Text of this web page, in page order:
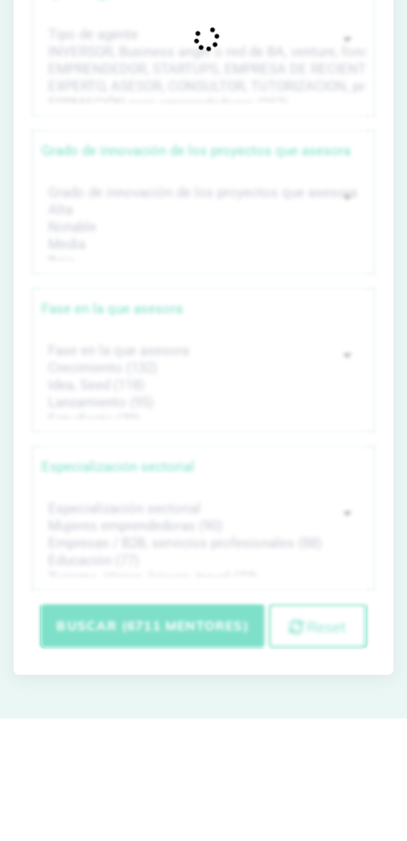
Grado de innovación de los proyectos que asesora
Fase en la que asesora
Especialización sectorial
BUSCAR (6711 MENTORES) Reset